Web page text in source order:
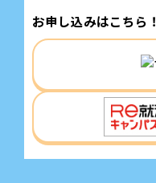
お申し込みはこちら！